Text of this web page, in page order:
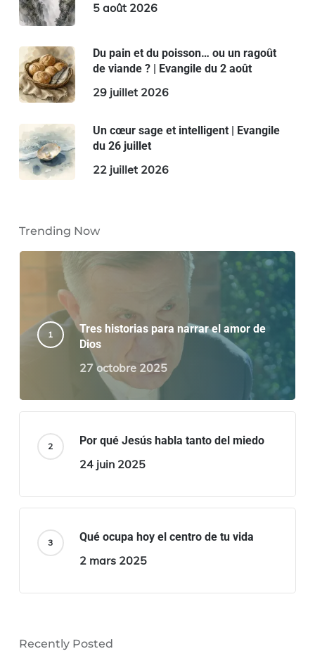
5 août 2026
Du pain et du poisson… ou un ragoût
de viande ? | Evangile du 2 août
29 juillet 2026
Un cœur sage et intelligent | Evangile
du 26 juillet
22 juillet 2026
Trending Now
Tres historias para narrar el amor de
Dios
27 octobre 2025
Por qué Jesús habla tanto del miedo
24 juin 2025
Qué ocupa hoy el centro de tu vida
2 mars 2025
Recently Posted